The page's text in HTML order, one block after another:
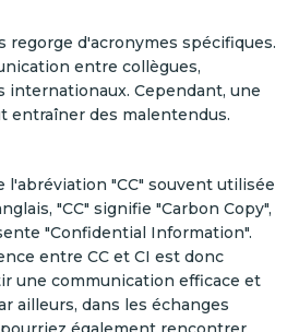
regorge d'acronymes spécifiques.
entre collègues,
internationaux. Cependant, une
entraîner des malentendus.
l'abréviation "CC" souvent utilisée
"CC" signifie "Carbon Copy",
"Confidential Information".
entre CC et CI est donc
une communication efficace et
ailleurs, dans les échanges